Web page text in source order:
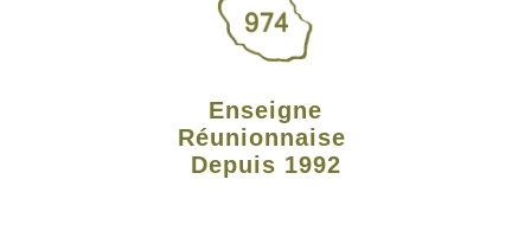
Enseigne
Réunionnaise
Depuis 1992